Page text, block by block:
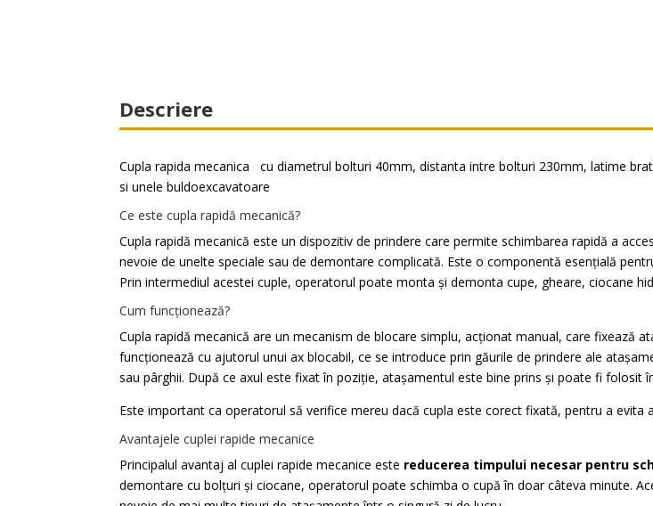
Descriere
Cupla rapida mecanica cu diametrul bolturi 40mm, distanta intre bolturi 230mm, latime
si unele buldoexcavatoare
Ce este cupla rapidă mecanică?
Cupla rapidă mecanică este un dispozitiv de prindere care permite schimbarea rapidă a
nevoie de unelte speciale sau de demontare complicată. Este o componentă esențială
Prin intermediul acestei cuple, operatorul poate monta și demonta cupe, gheare, ciocane
Cum funcționează?
Cupla rapidă mecanică are un mecanism de blocare simplu, acționat manual, care fixează
funcționează cu ajutorul unui ax blocabil, ce se introduce prin găurile de prindere ale
sau pârghii. După ce axul este fixat în poziție, atașamentul este bine prins și poate fi folosit
Este important ca operatorul să verifice mereu dacă cupla este corect fixată, pentru a evita
Avantajele cuplei rapide mecanice
Principalul avantaj al cuplei rapide mecanice este reducerea timpului necesar pentru
demontare cu bolțuri și ciocane, operatorul poate schimba o cupă în doar câteva minute.